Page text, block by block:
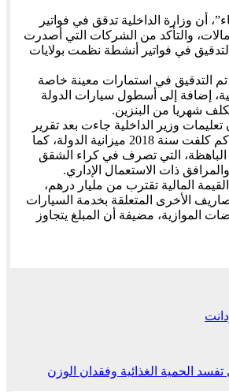
أن وزارة الداخلية تدقق في فواتير
والتأكد من الشركات التي أصدرت
التدقيق في فواتير أنشطة نظمت بولايات
تم التدقيق في استمارات معينة خاصة
إضافة إلى أسطول سيارات الدولة
شهريا من البنزين.
وزير الداخلية جاءت بعد تقرير
جديد كشف بالأرقام كم كلفت سنة 2018 ميزانية الدولة، كما
الباهظة، التي تصرف في كراء الشقق
ذات الاستعمال الإداري.
المالية تقترب من مليار درهم،
الأخرى المتعلقة بخدمة السيارات
الموازية، مضيفة أن المبلغ يتجاوز
الحمية الغذائية وفقدان الوزن